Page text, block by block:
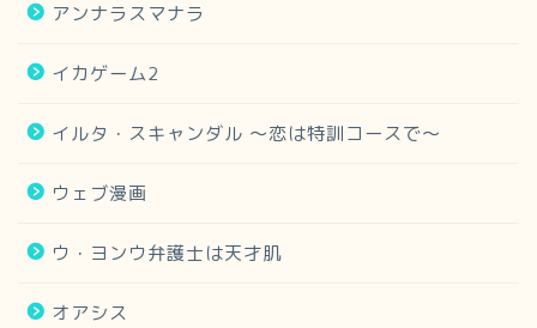
アンナラスマナラ
イカゲーム2
イルタ・スキャンダル 〜恋は特訓コースで〜
ウェブ漫画
ウ・ヨンウ弁護士は天才肌
オアシス